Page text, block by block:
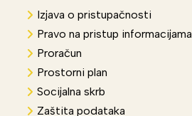
Izjava o pristupačnosti
Pravo na pristup informacijama
Proračun
Prostorni plan
Socijalna skrb
Zaštita podataka